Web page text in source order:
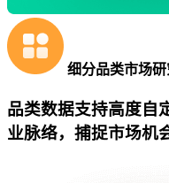
细分品类市场研
品类数据支持高度自
业脉络，捕捉市场机